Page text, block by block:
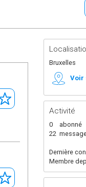
Bruxelles
Voir
Activité
0
abonné
22
Dernière
Membre